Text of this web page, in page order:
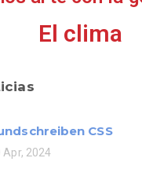
El clima
CSS
Apr, 2024